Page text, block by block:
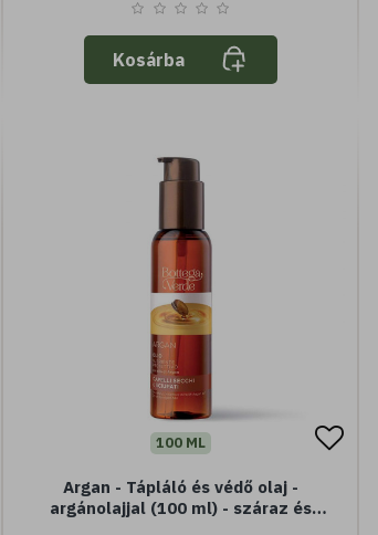
Kosárba
100 ML
Argan - Tápláló és védő olaj -
argánolajjal (100 ml) - száraz és